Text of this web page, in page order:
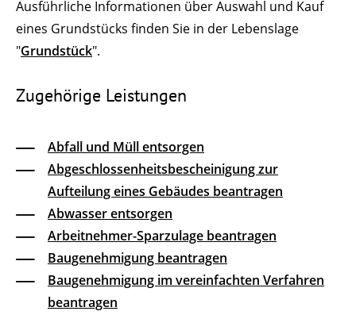
Ausführliche Informationen über Auswahl und Kauf
eines Grundstücks finden Sie in der Lebenslage
"Grundstück".
Zugehörige Leistungen
Abfall und Müll entsorgen
Abgeschlossenheitsbescheinigung zur
Aufteilung eines Gebäudes beantragen
Abwasser entsorgen
Arbeitnehmer-Sparzulage beantragen
Baugenehmigung beantragen
Baugenehmigung im vereinfachten Verfahren
beantragen